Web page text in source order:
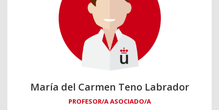
María del Carmen Teno Labrador
PROFESOR/A ASOCIADO/A